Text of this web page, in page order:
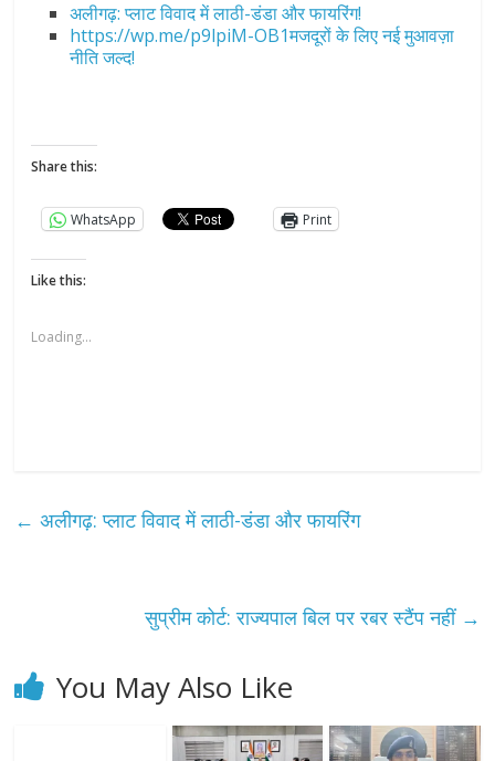
अलीगढ़: प्लाट विवाद में लाठी-डंडा और फायरिंग!
https://wp.me/p9lpiM-OB1मजदूरों के लिए नई मुआवज़ा
नीति जल्द!
Share this:
WhatsApp Print
Like this:
Loading...
← अलीगढ़: प्लाट विवाद में लाठी-डंडा और फायरिंग
सुप्रीम कोर्ट: राज्यपाल बिल पर रबर स्टैंप नहीं →
You May Also Like